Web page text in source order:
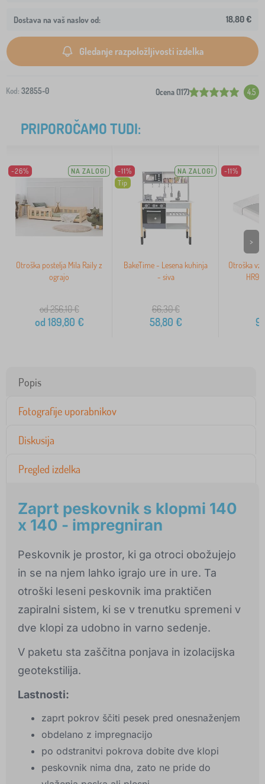
Dostava na vaš naslov od: 18,80 €
Gledanje razpoložljivosti izdelka
Kod: 32855-0 Ocena (117) 4.5
PRIPOROČAMO TUDI:
-26% NA ZALOGI
Otroška postelja Mila Raily z
ograjo
od 256,10€
od 189,80 €
-11%
Tip
NA ZALOGI
BakeTime - Lesena kuhinja
- siva
66,30€
58,80 €
-11%
Otroška
>
Popis
Fotografije uporabnikov
Diskusija
Pregled izdelka
Zaprt peskovnik s klopmi 140
x 140 - impregniran
Peskovnik je prostor, ki ga otroci obožujejo
in se na njem lahko igrajo ure in ure. Ta
otroški leseni peskovnik ima praktičen
zapiralni sistem, ki se v trenutku spremeni v
dve klopi za udobno in varno sedenje.
V paketu sta zaščitna ponjava in izolacijska
geotekstilija.
Lastnosti:
zaprt pokrov ščiti pesek pred onesnaženjem
obdelano z impregnacijo
po odstranitvi pokrova dobite dve klopi
peskovnik nima dna, zato ne pride do